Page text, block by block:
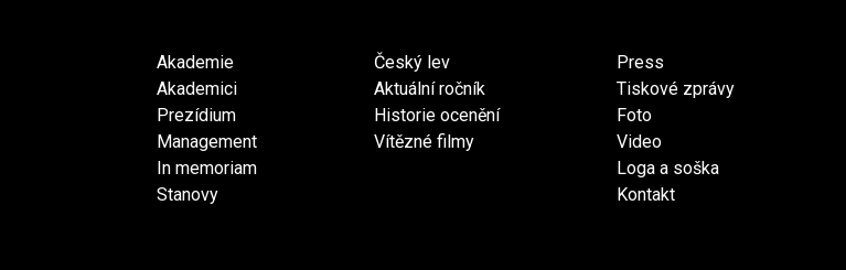
Akademie
Akademici
Prezídium
Management
In memoriam
Stanovy
Český lev
Aktuální ročník
Historie ocenění
Vítězné filmy
Press
Tiskové zprávy
Foto
Video
Loga a soška
Kontakt